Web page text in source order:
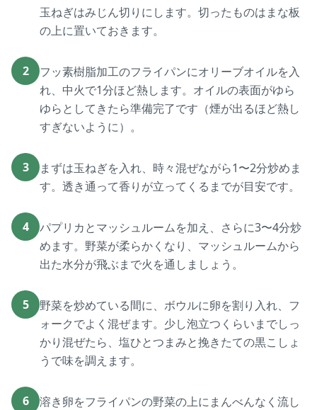
玉ねぎはみじん切りにします。切ったものはまな板
の上に置いておきます。
2
フッ素樹脂加工のフライパンにオリーブオイルを入
れ、中火で1分ほど熱します。オイルの表面がゆら
ゆらとしてきたら準備完了です（煙が出るほど熱し
すぎないように）。
3
まずは玉ねぎを入れ、時々混ぜながら1〜2分炒めま
す。透き通って香りが立ってくるまでが目安です。
4
パプリカとマッシュルームを加え、さらに3〜4分炒
めます。野菜が柔らかくなり、マッシュルームから
出た水分が飛ぶまで火を通しましょう。
5
野菜を炒めている間に、ボウルに卵を割り入れ、フ
ォークでよく混ぜます。少し泡立つくらいまでしっ
かり混ぜたら、塩ひとつまみと挽きたての黒こしょ
うで味を調えます。
6
溶き卵をフライパンの野菜の上にまんべんなく流し